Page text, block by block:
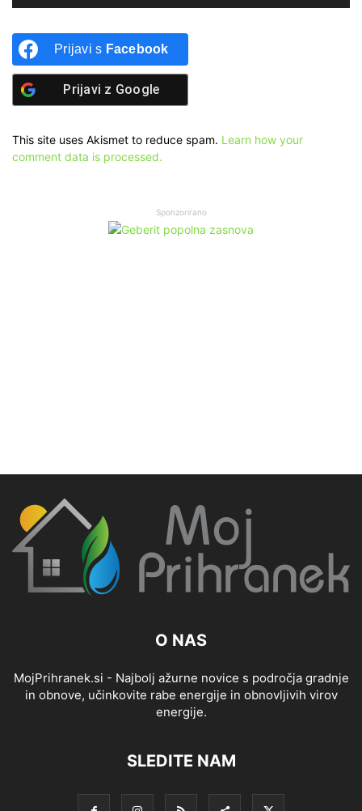
Prijavi s Facebook
Prijavi z Google
This site uses Akismet to reduce spam. Learn how your
comment data is processed.
Sponzorirano
O NAS
MojPrihranek.si - Najbolj ažurne novice s področja gradnje
in obnove, učinkovite rabe energije in obnovljivih virov
energije.
SLEDITE NAM